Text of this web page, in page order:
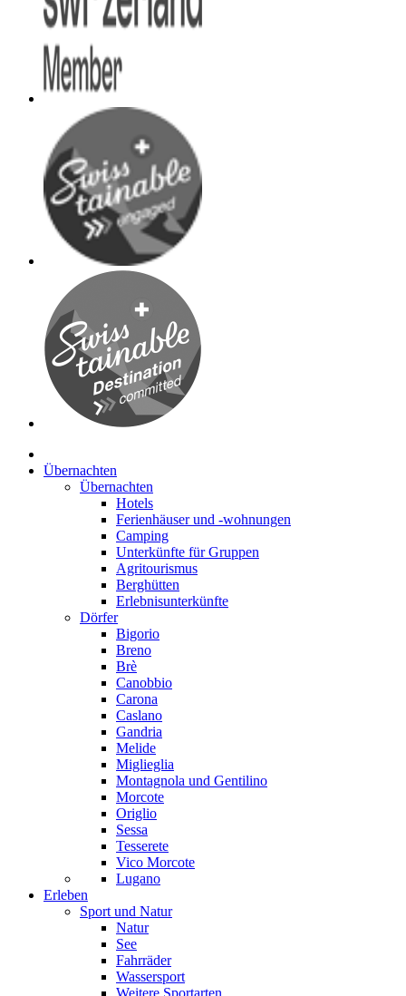
Übernachten
Übernachten
Hotels
Ferienhäuser und -wohnungen
Camping
Unterkünfte für Gruppen
Agritourismus
Berghütten
Erlebnisunterkünfte
Dörfer
Bigorio
Breno
Brè
Canobbio
Carona
Caslano
Gandria
Melide
Miglieglia
Montagnola und Gentilino
Morcote
Origlio
Sessa
Tesserete
Vico Morcote
Lugano
Erleben
Sport und Natur
Natur
See
Fahrräder
Wassersport
Weitere Sportarten